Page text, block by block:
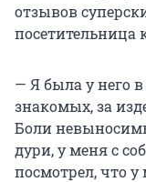
отзывов
посетительница
— Я была у него
знакомых, за
Боли
дури, у меня с
посмотрел, что